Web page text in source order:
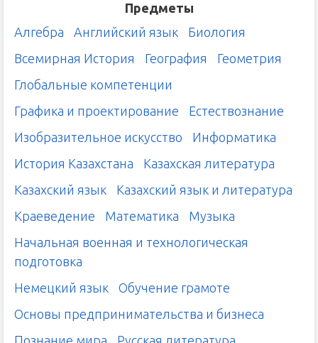
Предметы
Алгебра
Английский язык
Биология
Всемирная История
География
Геометрия
Глобальные компетенции
Графика и проектирование
Естествознание
Изобразительное искусство
Информатика
История Казахстана
Казахская литература
Казахский язык
Казахский язык и литература
Краеведение
Математика
Музыка
Начальная военная и технологическая
подготовка
Немецкий язык
Обучение грамоте
Основы предпринимательства и бизнеса